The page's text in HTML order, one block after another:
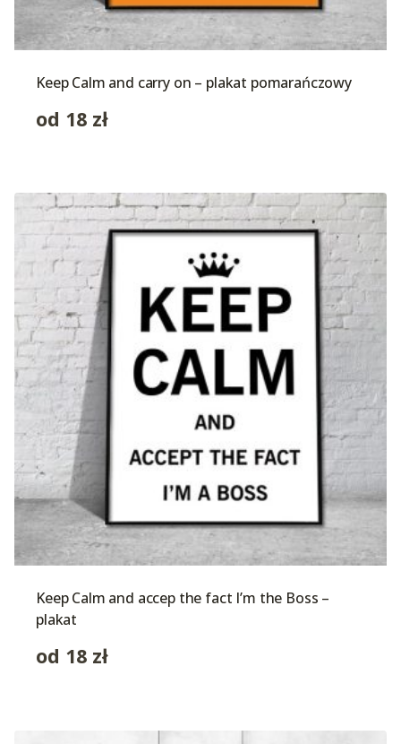
Keep Calm and carry on – plakat pomarańczowy
od 18 zł
Keep Calm and accep the fact I’m the Boss –
plakat
od 18 zł